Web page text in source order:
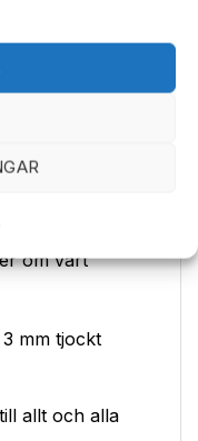
garvat på
kemikalier.
att välja detta
val. Besök
om vårt
mm tjockt
allt och alla